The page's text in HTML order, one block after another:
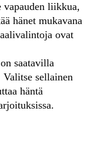
vapauden liikkua,
hänet mukavana
ovat
saatavilla
Valitse sellainen
häntä